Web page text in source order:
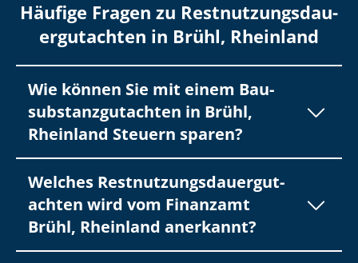
Häufige Fragen zu Rest­nut­zungs­dau­
er­gut­ach­ten in Brühl, Rheinland
Wie können Sie mit einem Bau­
sub­stanz­gut­ach­ten in Brühl,
Rheinland Steuern sparen?
Welches Rest­nut­zungs­dau­er­gut­
ach­ten wird vom Finanzamt
Brühl, Rheinland anerkannt?